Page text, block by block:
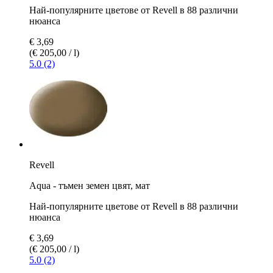
Най-популярните цветове от Revell в 88 различни
нюанса
€ 3,69
(€ 205,00 / l)
5.0 (2)
Revell
Aqua - тъмен земен цвят, мат
Най-популярните цветове от Revell в 88 различни
нюанса
€ 3,69
(€ 205,00 / l)
5.0 (2)